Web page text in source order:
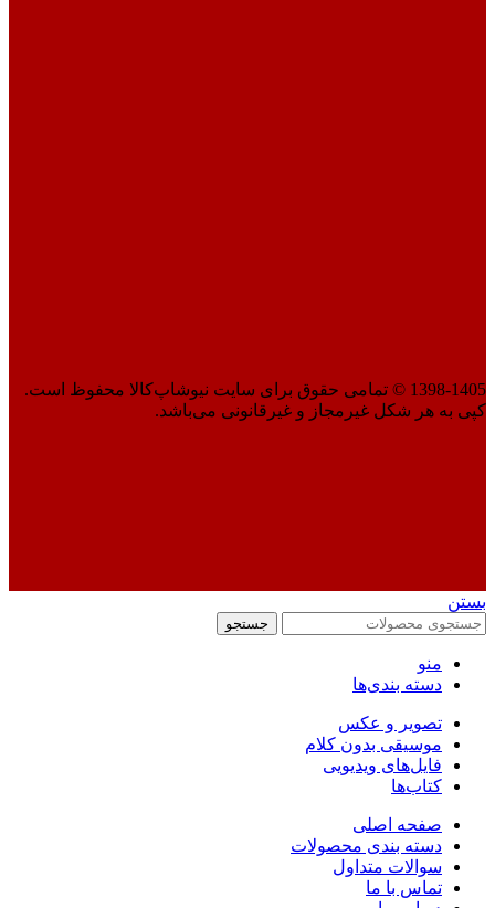
1398-1405 © تمامی حقوق برای سایت نیوشاپ‌کالا محفوظ است.
کپی به هر شکل غیرمجاز و غیرقانونی می‌باشد.
بستن
جستجو
منو
دسته بندی‌ها
تصویر و عکس
موسیقی بدون کلام
فایل‌های ویدیویی
کتاب‌ها
صفحه اصلی
دسته بندی محصولات
سوالات متداول
تماس با ما